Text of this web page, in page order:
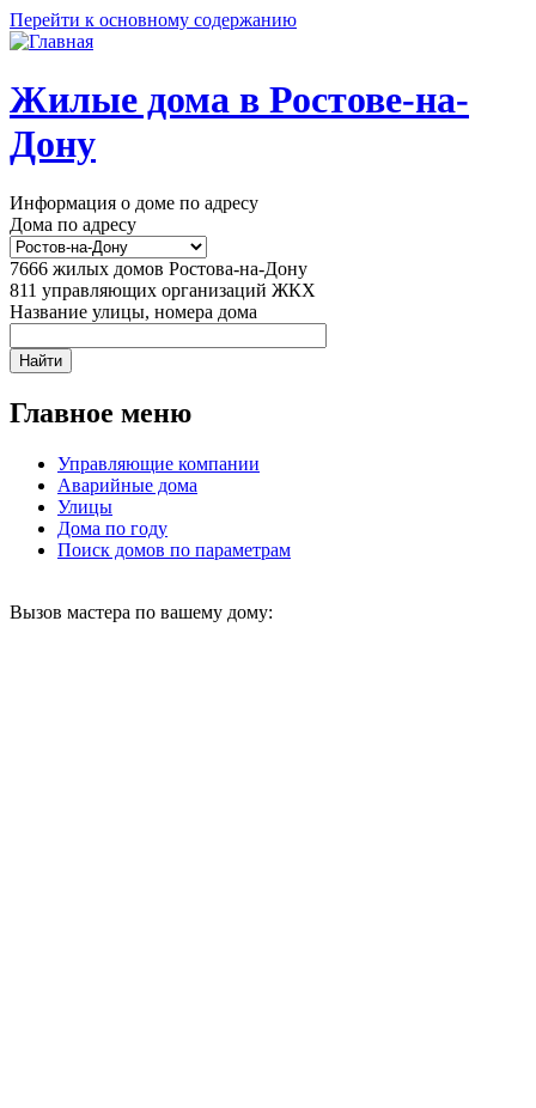
Перейти к основному содержанию
Жилые дома в Ростове-на-
Дону
Информация о доме по адресу
Дома по адресу
7666 жилых домов Ростова-на-Дону
811 управляющих организаций ЖКХ
Название улицы, номера дома
Главное меню
Управляющие компании
Аварийные дома
Улицы
Дома по году
Поиск домов по параметрам
Вызов мастера по вашему дому: